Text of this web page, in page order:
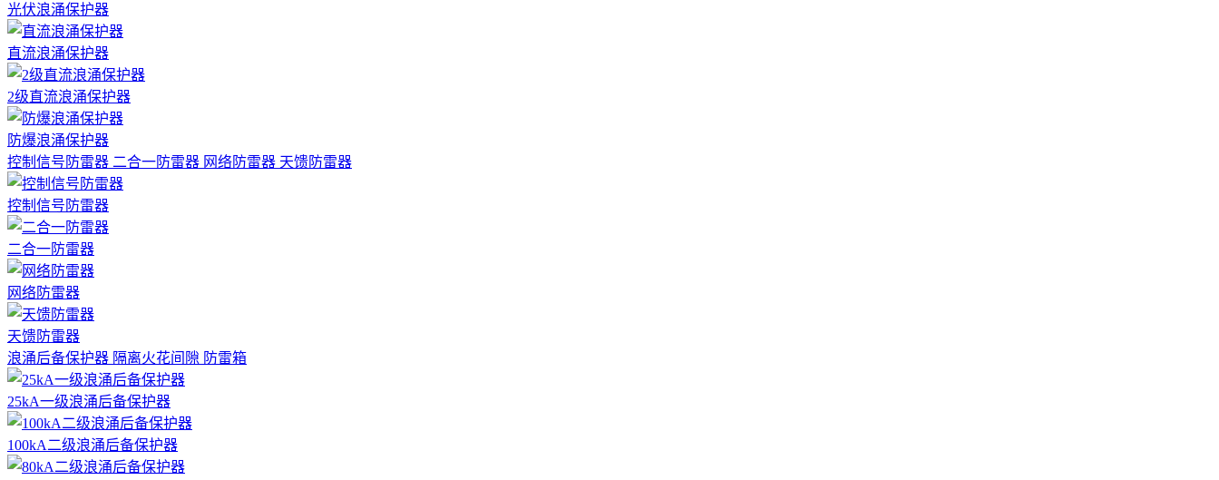
光伏浪涌保护器
直流浪涌保护器
2级直流浪涌保护器
防爆浪涌保护器
控制信号防雷器 二合一防雷器 网络防雷器 天馈防雷器
控制信号防雷器
二合一防雷器
网络防雷器
天馈防雷器
浪涌后备保护器 隔离火花间隙 防雷箱
25kA一级浪涌后备保护器
100kA二级浪涌后备保护器